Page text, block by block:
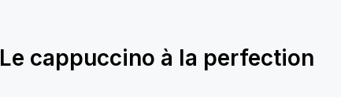
Le cappuccino à la perfection